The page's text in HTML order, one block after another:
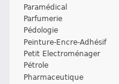
Paramédical
Parfumerie
Pédologie
Peinture-Encre-Adhésif
Petit Electroménager
Pétrole
Pharmaceutique